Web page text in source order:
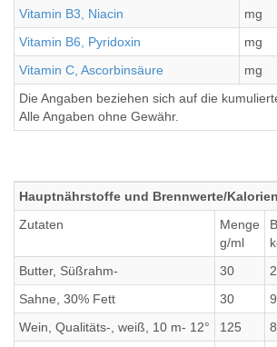
Vitamin B3, Niacin
mg
Vitamin B6, Pyridoxin
mg
Vitamin C, Ascorbinsäure
mg
Die Angaben beziehen sich auf die
Alle Angaben ohne Gewähr.
Hauptnährstoffe und Brennwerte/
Zutaten
Menge
g/ml
Butter, Süßrahm-
30
Sahne, 30% Fett
30
Wein, Qualitäts-, weiß, 10 m- 12°
125